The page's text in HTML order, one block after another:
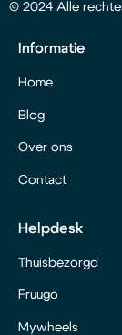
© 2024 Alle
Informatie
Home
Blog
Over ons
Contact
Helpdesk
Thuisbezorgd
Fruugo
Mywheels